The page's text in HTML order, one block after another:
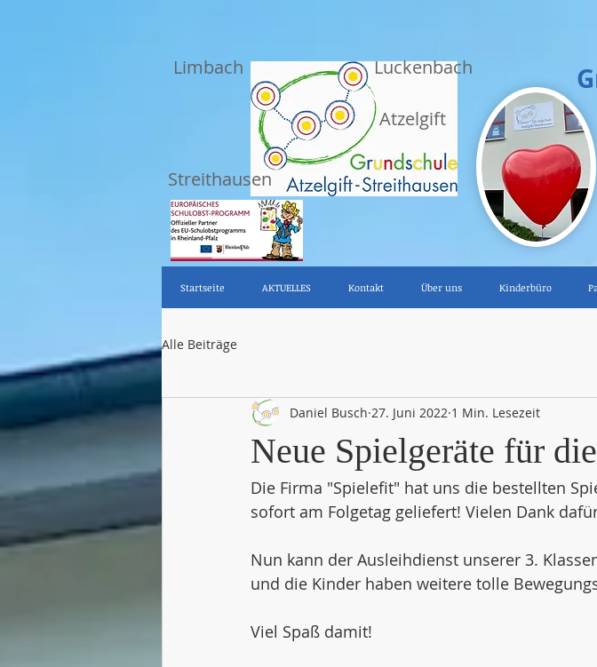
Limbach
Streithausen
Luckenbach
Atzelgift
Startseite AKTUELLES Kontakt Über uns Kinderbüro
Alle Beiträge
Neue Spielgeräte für
Daniel Busch 27. Juni 2022 1 Min. Lesezeit
Die Firma "Spielefit" hat uns die bestellten
sofort am Folgetag geliefert! Vielen Dank
Nun kann der Ausleihdienst unserer 3.
und die Kinder haben weitere tolle
Viel Spaß damit!